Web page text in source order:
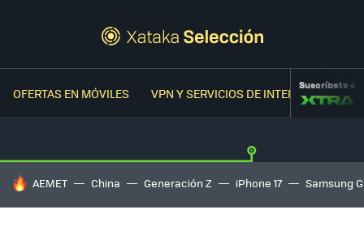
OFERTAS EN MÓVILES VPN Y SERVICIOS DE INTERNETSuscríbete a
HOY SE HABLA DE
AEMET China Generación Z iPhone 17 Samsung